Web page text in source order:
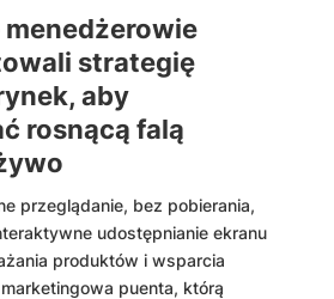
menedżerowie
strategię
aby
rosnącą falą
przeglądanie, bez pobierania,
udostępnianie ekranu
produktów i wsparcia
puenta, którą